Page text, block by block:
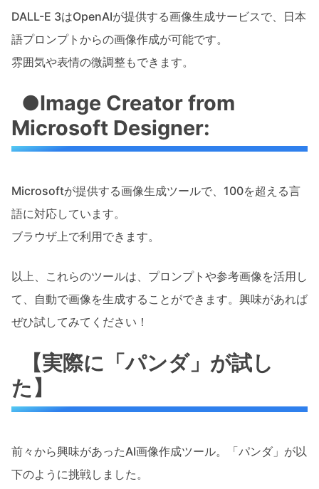
DALL-E 3はOpenAIが提供する画像生成サービスで、日本
語プロンプトからの画像作成が可能です。
雰囲気や表情の微調整もできます。
●Image Creator from
Microsoft Designer:
Microsoftが提供する画像生成ツールで、100を超える言
語に対応しています。
ブラウザ上で利用できます。
以上、これらのツールは、プロンプトや参考画像を活用し
て、自動で画像を生成することができます。興味があれば
ぜひ試してみてください！
【実際に「パンダ」が試し
た】
前々から興味があったAI画像作成ツール。「パンダ」が以
下のように挑戦しました。